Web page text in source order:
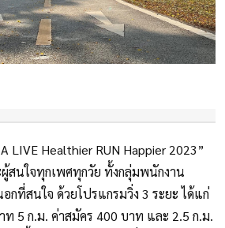
LIVE Healthier RUN Happier 2023”
สนใจทุกเพศทุกวัย ทั้งกลุ่มพนักงาน
ที่สนใจ ด้วยโปรแกรมวิ่ง 3 ระยะ ได้แก่
ท 5 ก.ม. ค่าสมัคร 400 บาท และ 2.5 ก.ม.